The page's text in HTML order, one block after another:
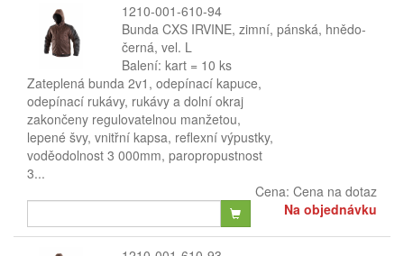
1210-001-610-94
Bunda CXS IRVINE, zimní, pánská, hnědo-
černá, vel. L
Balení: kart = 10 ks
Zateplená bunda 2v1, odepínací kapuce,
odepínací rukávy, rukávy a dolní okraj
zakončeny regulovatelnou manžetou,
lepené švy, vnitřní kapsa, reflexní výpustky,
voděodolnost 3 000mm, paropropustnost
3...
Cena: Cena na dotaz
Na objednávku